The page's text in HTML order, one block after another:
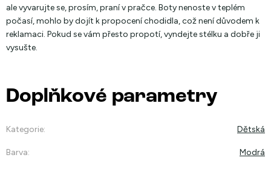
ale vyvarujte se, prosím, praní v pračce. Boty nenoste v teplém
počasí, mohlo by dojít k propocení chodidla, což není důvodem k
reklamaci. Pokud se vám přesto propotí, vyndejte stélku a dobře ji
vysušte.
Doplňkové parametry
Kategorie: Dětská
Barva: Modrá